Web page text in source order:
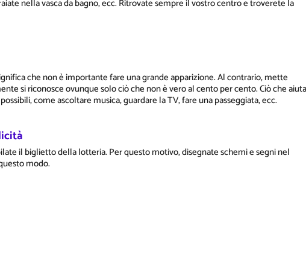
nella vasca da bagno, ecc. Ritrovate sempre il vostro centro e troverete la
che non è importante fare una grande apparizione. Al contrario, mette
si riconosce ovunque solo ciò che non è vero al cento per cento. Ciò che aiuta
come ascoltare musica, guardare la TV, fare una passeggiata, ecc.
il biglietto della lotteria. Per questo motivo, disegnate schemi e segni nel
modo.